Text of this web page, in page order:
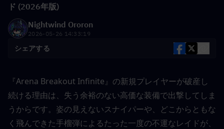
ド (2026年版)
Nightwind Ororon
2026-05-26 14:33:19
シェアする
『Arena Breakout Infinite』の新規プレイヤーが破産し
続ける理由は、失う余裕のない高価な装備で出撃してしま
うからです。姿の見えないスナイパーや、どこからともな
く飛んできた手榴弾によるたった一度の不運なレイドが、